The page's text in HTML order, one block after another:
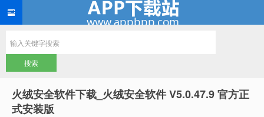
火绒安全软件下载_火绒安全软件 V5.0.47.9 官方正
式安装版